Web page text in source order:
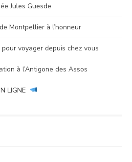
Jules Guesde
Montpellier à l’honneur
voyager depuis chez vous
à l’Antigone des Assos
LIGNE